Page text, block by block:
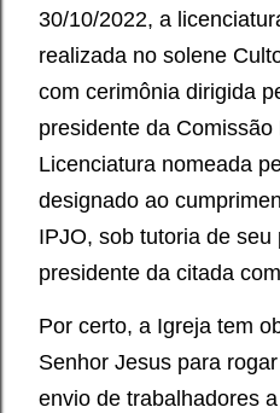
30/10/2022, a
realizada no solene
com cerimônia dirigida
presidente da Comissão
Licenciatura nomeada
designado ao
IPJO, sob tutoria de seu
presidente da citada
Por certo, a Igreja tem
Senhor Jesus para
envio de trabalhadores